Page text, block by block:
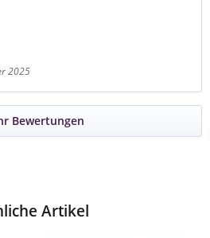
2025
Bewertungen
Artikel